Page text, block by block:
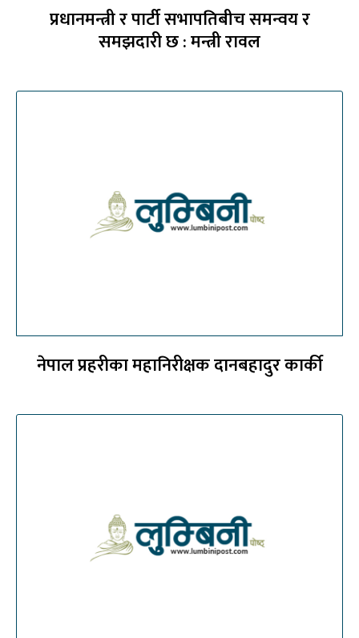
प्रधानमन्त्री र पार्टी सभापतिबीच समन्वय र
समझदारी छ : मन्त्री रावल
नेपाल प्रहरीका महानिरीक्षक दानबहादुर कार्की